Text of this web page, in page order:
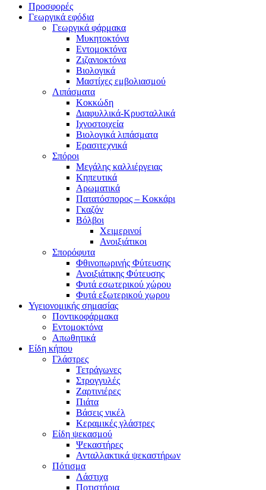
Προσφορές
Γεωργικά εφόδια
Γεωργικά φάρμακα
Μυκητοκτόνα
Εντομοκτόνα
Ζιζανιοκτόνα
Βιολογικά
Μαστίχες εμβολιασμού
Λιπάσματα
Κοκκώδη
Διαφυλλικά-Κρυσταλλικά
Ιχνοστοιχεία
Βιολογικά λιπάσματα
Ερασιτεχνικά
Σπόροι
Μεγάλης καλλιέργειας
Κηπευτικά
Αρωματικά
Πατατόσπορος – Κοκκάρι
Γκαζόν
Βόλβοι
Χειμερινοί
Ανοιξιάτικοι
Σπορόφυτα
Φθινοπωρινής Φύτευσης
Ανοιξιάτικης Φύτευσης
Φυτά εσωτερικού χώρου
Φυτά εξωτερικού χωρου
Υγειονομικής σημασίας
Ποντικοφάρμακα
Εντομοκτόνα
Απωθητικά
Είδη κήπου
Γλάστρες
Τετράγωνες
Στρογγυλές
Ζαρτινιέρες
Πιάτα
Βάσεις νικέλ
Κεραμικές γλάστρες
Είδη ψεκασμού
Ψεκαστήρες
Ανταλλακτικά ψεκαστήρων
Πότισμα
Λάστιχα
Ποτιστήρια